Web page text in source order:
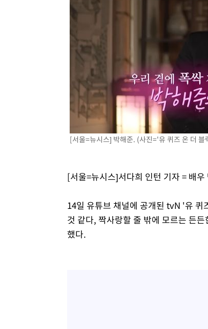
[서울=뉴시스] 박해준. (사진='유 퀴즈 온 더
[서울=뉴시스]서다희 인턴 기자 = 배
14일 유튜브 채널에 공개된 tvN '유
것 같다, 짝사랑할 줄 밖에 모르는 든
했다.